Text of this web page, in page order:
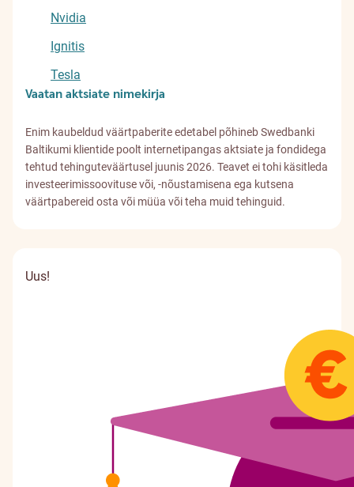
Nvidia
Ignitis
Tesla
Vaatan aktsiate nimekirja
Enim kaubeldud väärtpaberite edetabel põhineb Swedbanki
Baltikumi klientide poolt internetipangas aktsiate ja fondidega
tehtud tehinguteväärtusel juunis 2026. Teavet ei tohi käsitleda
investeerimissoovituse või, -nõustamisena ega kutsena
väärtpabereid osta või müüa või teha muid tehinguid.
Uus!